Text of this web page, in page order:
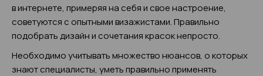
в интернете, примеряя на себя и свое настроение,
советуются с опытными визажистами. Правильно
подобрать дизайн и сочетания красок непросто.
Необходимо учитывать множество нюансов, о которых
знают специалисты, уметь правильно применять